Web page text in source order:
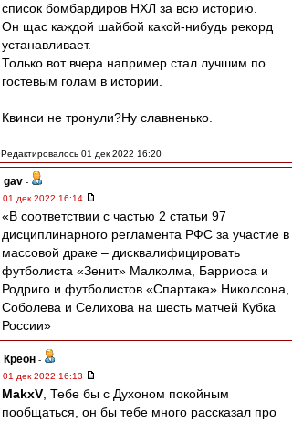
список бомбардиров НХЛ за всю историю.
Он щас каждой шайбой какой-нибудь рекорд
устанавливает.
Только вот вчера например стал лучшим по
гостевым голам в истории.
Квинси не тронули?Ну славненько.
Редактировалось 01 дек 2022 16:20
gav -
01 дек 2022 16:14
«В соответствии с частью 2 статьи 97
дисциплинарного регламента РФС за участие в
массовой драке – дисквалифицировать
футболиста «Зенит» Малколма, Барриоса и
Родриго и футболистов «Спартака» Николсона,
Соболева и Селихова на шесть матчей Кубка
России»
Креон -
01 дек 2022 16:13
MakxV , Тебе бы с Духоном покойным
пообщаться, он бы тебе много рассказал про